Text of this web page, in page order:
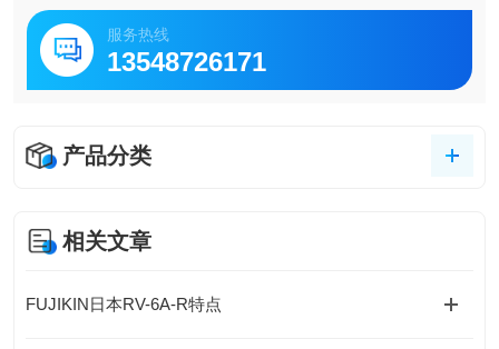
服务热线
13548726171
产品分类
相关文章
FUJIKIN日本RV-6A-R特点